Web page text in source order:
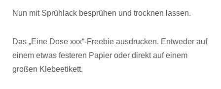
Nun mit Sprühlack besprühen und trocknen lassen.
Das „Eine Dose xxx“-Freebie ausdrucken. Entweder auf
einem etwas festeren Papier oder direkt auf einem
großen Klebeetikett.